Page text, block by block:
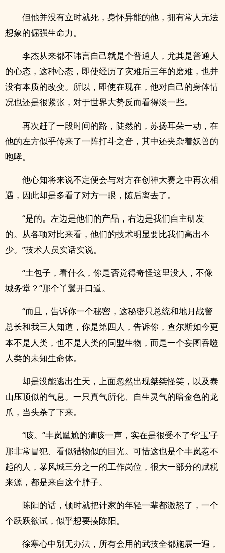
但他并没有立时就死，身怀异能的他，拥有常人无法
想象的倔强生命力。
李杰从来都不讳言自己就是个普通人，尤其是普通人
的心态，这种心态，即使经历了灾难后三年的磨难，也并
没有本质的改变。所以，即使在现在，他对自己的身体情
况也还是很紧张，对于世界大势反而看得淡一些。
再次赶了一段时间的路，陡然的，苏扬耳朵一动，在
他的左方似乎传来了一阵打斗之音，其中还夹杂着妖兽的
咆哮。
他心知将来说不定便会与对方在创神大赛之中再次相
遇，因此却是多看了对方一眼，随后离去了。
“是的。左边是他们的产品，右边是我们自主研发
的。从各项对比来看，他们的技术明显要比我们高出不
少。”技术人员实话实说。
“土包子，看什么，你是否觉得奇怪这里没人，不像
城务堂？”那个丫鬟开口道。
“而且，告诉你一个秘密，这秘密只总统和地月战警
总长和我三人知道，你是第四人，告诉你，查尔斯如今更
本不是人类，也不是人类的同盟生物，而是一个妄图吞噬
人类的未知生命体。
却是没能逃出生天，上面忽然出现桀桀怪笑，以及泰
山压顶似的气息。一只真气所化、自生灵气的暗金色的龙
爪，当头杀了下来。
“咳。”丰岚尴尬的清咳一声，实在是很受不了华‘玉’子
那非常冒犯、看似猎物似的目光。可惜这也是个丰岚惹不
起的人，暴风城三分之一的工作岗位，很大一部分的赋税
来源，都是来自这个胖子。
陈阳的话，顿时就把计家的年轻一辈都激怒了，一个
个跃跃欲试，似乎想要揍陈阳。
徐寒心中别无办法，所有会用的武技全都施展一遍，